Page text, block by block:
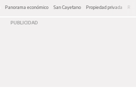
Panorama económico San Cayetano Propiedad privada